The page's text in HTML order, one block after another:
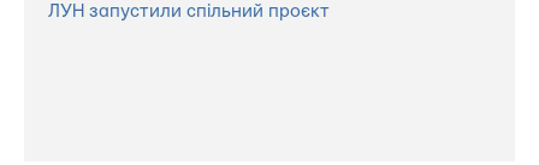
ЛУН запустили спільний проєкт